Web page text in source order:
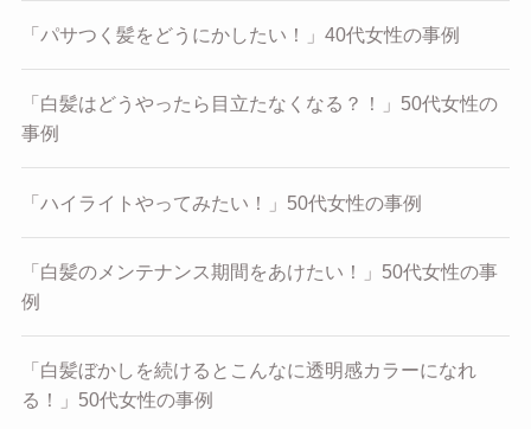
「パサつく髪をどうにかしたい！」40代女性の事例
「白髪はどうやったら目立たなくなる？！」50代女性の
事例
「ハイライトやってみたい！」50代女性の事例
「白髪のメンテナンス期間をあけたい！」50代女性の事
例
「白髪ぼかしを続けるとこんなに透明感カラーになれ
る！」50代女性の事例